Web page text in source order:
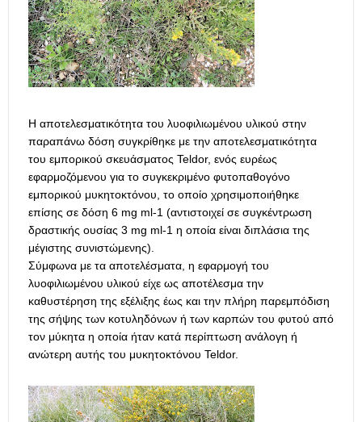
Η αποτελεσματικότητα του λυοφιλιωμένου υλικού στην
παραπάνω δόση συγκρίθηκε με την αποτελεσματικότητα
του εμπορικού σκευάσματος Teldor, ενός ευρέως
εφαρμοζόμενου για το συγκεκριμένο φυτοπαθογόνο
εμπορικού μυκητοκτόνου, το οποίο χρησιμοποιήθηκε
επίσης σε δόση 6 mg ml-1 (αντιστοιχεί σε συγκέντρωση
δραστικής ουσίας 3 mg ml-1 η οποία είναι διπλάσια της
μέγιστης συνιστώμενης).
Σύμφωνα με τα αποτελέσματα, η εφαρμογή του
λυοφιλιωμένου υλικού είχε ως αποτέλεσμα την
καθυστέρηση της εξέλιξης έως και την πλήρη παρεμπόδιση
της σήψης των κοτυληδόνων ή των καρπών του φυτού από
τον μύκητα η οποία ήταν κατά περίπτωση ανάλογη ή
ανώτερη αυτής του μυκητοκτόνου Teldor.